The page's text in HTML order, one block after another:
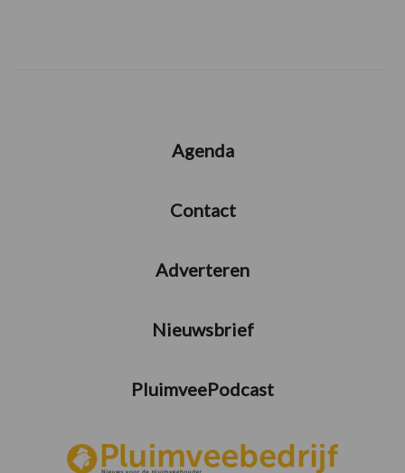
Agenda
Contact
Adverteren
Nieuwsbrief
PluimveePodcast